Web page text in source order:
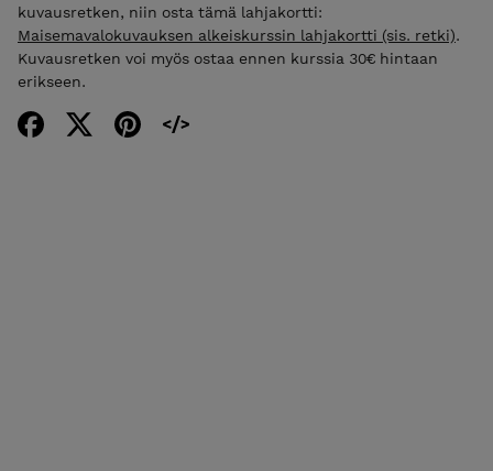
kuvausretken, niin osta tämä lahjakortti:
Maisemavalokuvauksen alkeiskurssin lahjakortti (sis. retki).
Kuvausretken voi myös ostaa ennen kurssia 30€ hintaan
erikseen.